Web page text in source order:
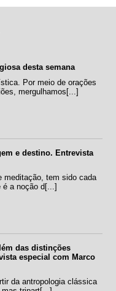
desta semana
Por meio de orações
mergulhamos[...]
e destino. Entrevista
meditação, tem sido cada
é a noção d[...]
das distinções
especial com Marco
da antropologia clássica